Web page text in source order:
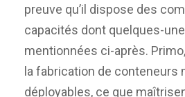
preuve qu’il dispose des
capacités dont quelques-
mentionnées ci-après.
la fabrication de conteneurs
déployables, ce que